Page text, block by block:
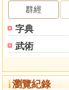
群經
字典
武術
瀏覽紀錄